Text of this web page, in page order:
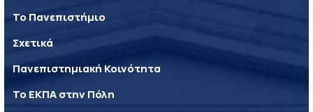
Το Πανεπιστήμιο
Σχετικά
Πανεπιστημιακή Κοινότητα
Το ΕΚΠΑ στην Πόλη